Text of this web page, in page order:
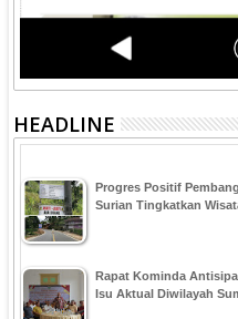
HEADLINE
Progres Positif
Surian Tingkatkan
Rapat Kominda
Isu Aktual Diwilayah